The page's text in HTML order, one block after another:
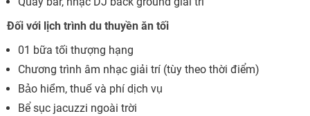
Đối với lịch trình du thuyền ăn tối
01 bữa tối thượng hạng
Chương trình âm nhạc giải trí (tùy theo thời điểm)
Bảo hiểm, thuế và phí dịch vụ
Bể sục jacuzzi ngoài trời